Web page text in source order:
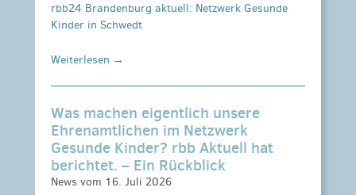
rbb24 Brandenburg aktuell: Netzwerk Gesunde
Kinder in Schwedt
Weiterlesen →
Was machen eigentlich unsere
Ehrenamtlichen im Netzwerk
Gesunde Kinder? rbb Aktuell hat
berichtet. – Ein Rückblick
News vom 16. Juli 2026